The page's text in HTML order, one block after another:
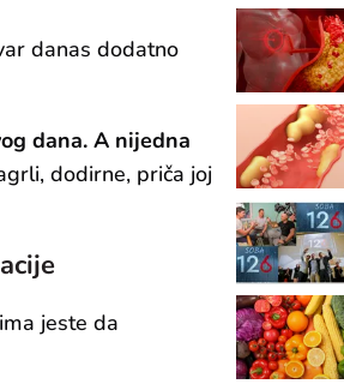
danas dodatno
dana. A nijedna
dodirne, priča joj
jeste da